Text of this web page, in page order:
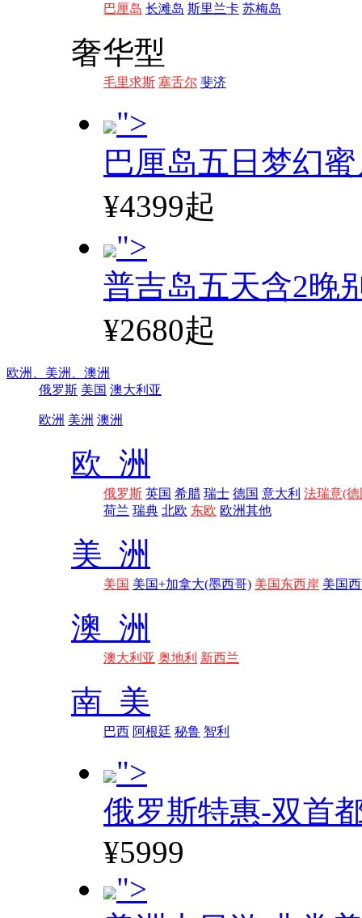
巴厘岛 长滩岛 斯里兰卡 苏梅岛
奢华型
毛里求斯 塞舌尔 斐济
">
巴厘岛五日梦幻
¥4399起
">
普吉岛五天含2晚
¥2680起
欧洲、 美洲、 澳洲
俄罗斯 美国 澳大利亚
欧洲 美洲 澳洲
欧 洲
俄罗斯 英国 希腊 瑞士 德国 意大利 法瑞意(德
荷兰 瑞典 北欧 东欧 欧洲其他
美 洲
美国 美国+加拿大(墨西哥) 美国东西岸 美国
澳 洲
澳大利亚 奥地利 新西兰
南 美
巴西 阿根廷 秘鲁 智利
">
俄罗斯特惠-双首
¥5999
">